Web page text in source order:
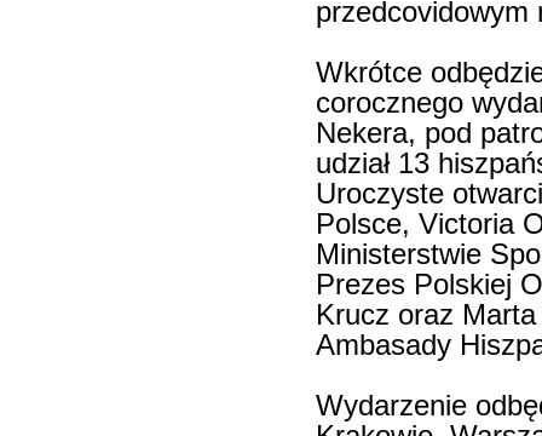
przedcovidowym
Wkrótce
corocznego
Nekera, pod
udział 13
Uroczyste
Polsce, Victoria
Ministerstwie
Prezes Polskiej
Krucz oraz
Ambasady
Wydarzenie